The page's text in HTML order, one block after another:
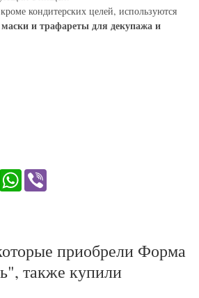
кондитерских целей, используются
и трафареты для декупажа и
TwitterWhatsApp
приобрели Форма
также купили